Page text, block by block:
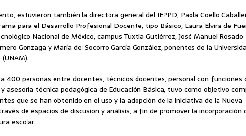
estuvieron también la directora general del IEPPD, Paola Coello
para el Desarrollo Profesional Docente, tipo Básico, Laura Elvira de
Nacional de México, campus Tuxtla Gutiérrez, José Manuel Rosado
Gonzaga y María del Socorro García González, ponentes de la
400 personas entre docentes, técnicos docentes, personal con funciones
asesoría técnica pedagógica de Educación Básica, tuvo como objetivo
que se han obtenido en el uso y la adopción de la iniciativa de la Nueva
de espacios de discusión y análisis, a fin de promover la incorporación
escolar.